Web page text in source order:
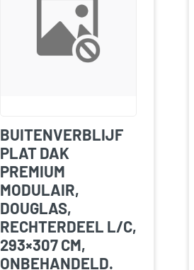
BUITENVERBLIJF
PLAT DAK
PREMIUM
MODULAIR,
DOUGLAS,
RECHTERDEEL L/C,
293×307 CM,
ONBEHANDELD.